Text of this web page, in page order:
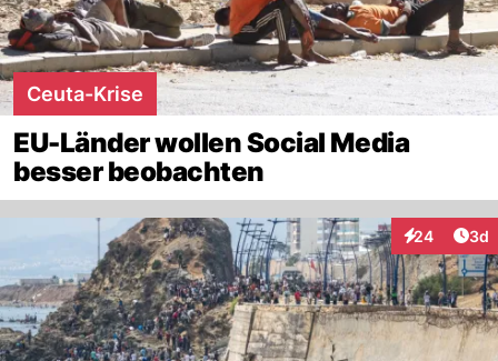
Ceuta-Krise
EU-Länder wollen Social Media
besser beobachten
24
Interaktionen
3d